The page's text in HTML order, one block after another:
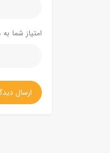
امتیاز شما
ارسال